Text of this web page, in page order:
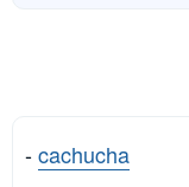
-cachucha